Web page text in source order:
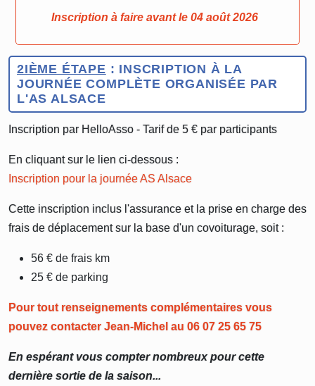
Inscription à faire avant le 04 août 2026
2IÈME ÉTAPE : INSCRIPTION À LA
JOURNÉE COMPLÈTE ORGANISÉE PAR
L'AS ALSACE
Inscription par HelloAsso - Tarif de 5 € par participants
En cliquant sur le lien ci-dessous :
Inscription pour la journée AS Alsace
Cette inscription inclus l'assurance et la prise en charge des
frais de déplacement sur la base d'un covoiturage, soit :
56 € de frais km
25 € de parking
Pour tout renseignements complémentaires vous
pouvez contacter Jean-Michel au 06 07 25 65 75
En espérant vous compter nombreux pour cette
dernière sortie de la saison...